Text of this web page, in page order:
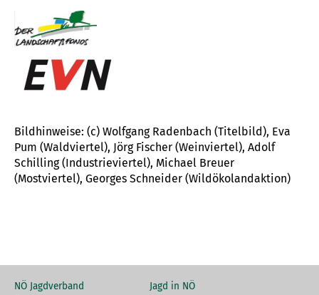
Bildhinweise: (c) Wolfgang Radenbach (Titelbild), Eva
Pum (Waldviertel), Jörg Fischer (Weinviertel), Adolf
Schilling (Industrieviertel), Michael Breuer
(Mostviertel), Georges Schneider (Wildökolandaktion)
NÖ Jagdverband
Jagd in NÖ